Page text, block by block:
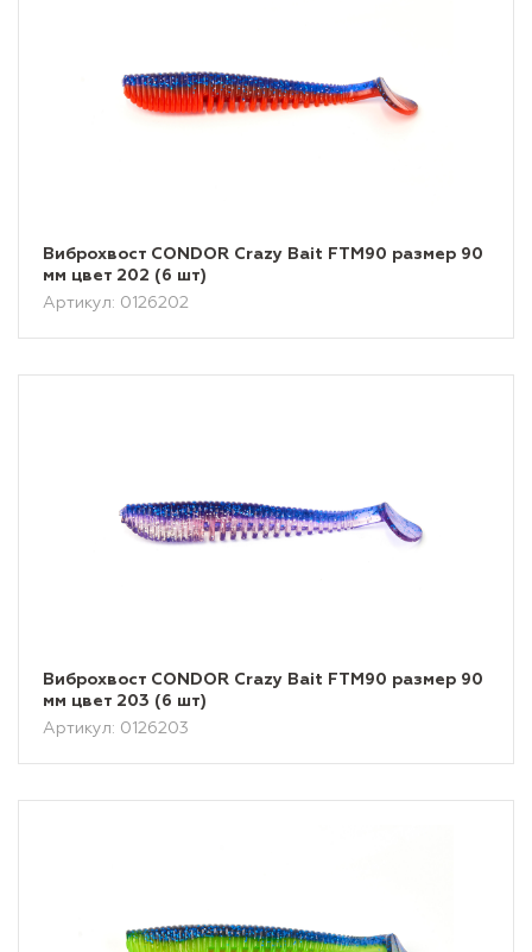
Виброхвост CONDOR Crazy Bait FTM90 размер 90
мм цвет 202 (6 шт)
Артикул: 0126202
Виброхвост CONDOR Crazy Bait FTM90 размер 90
мм цвет 203 (6 шт)
Артикул: 0126203